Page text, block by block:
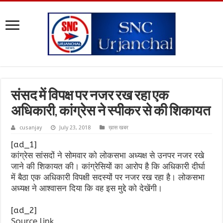
संसद में विपक्ष पर नजर रख रहा एक
अधिकारी, कांग्रेस ने स्पीकर से की शिकायत
cusanjay July 23, 2018 ख़ास खबर
[ad_1]
कांग्रेस सांसदों ने सोमवार को लोकसभा अध्यक्ष से उनपर नजर रखे
जाने की शिकायत की। कांग्रेसियों का आरोप है कि अधिकारी दीर्घा
में बैठा एक अधिकारी विपक्षी सदस्यों पर नजर रख रहा है। लोकसभा
अध्यक्ष ने आश्वासन दिया कि वह इस मुद्दे को देखेंगी।
[ad_2]
Source link